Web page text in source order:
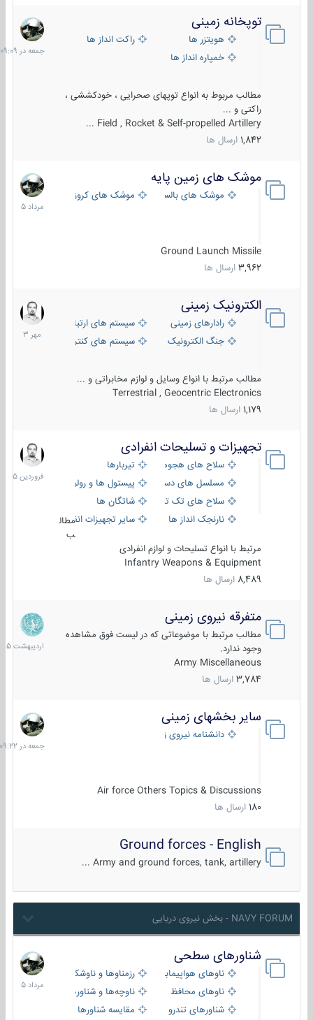
توپخانه زمینی
هویتزر ها
راکت انداز ها
خمپاره انداز ها
مطالب مربوط به انواع توپهای صحرایی ، خودکششی ،
راکتی و ...
Field , Rocket & Self-propelled Artillery ...
1,842 ارسال ها
جمعه
در
09:09
موشک های زمین پایه
موشک های بالستیک موشک های کروز
Ground Launch Missile
3,962 ارسال ها
2
مرداد
1405
الکترونیک زمینی
رادارهای زمینی
سیستم های ارتباطی و جمع آوری
جنگ الکترونیک
سیستم های کنترل آتش و تجهیزات
مطالب مرتبط با انواع وسایل و لوازم مخابراتی و ...
Terrestrial , Geocentric Electronics
1,179 ارسال ها
1
مهر
1403
تجهیزات و تسلیحات انفرادی
سلاح های هجومی
تیربارها
مسلسل های دستی
پیستول ها و رولورها
سلاح های تک تیر اندازیشاتگان ها
نارنجک انداز ها
سایر تجهیزات انفرادی
مطال
ب
مرتبط با انواع تسلیحات و لوازم انفرادی
Infantry Weapons & Equipment
8,489 ارسال ها
17
فروردین
1405
متفرقه نیروی زمینی
مطالب مرتبط با موضوعاتی که در لیست فوق مشاهده
وجود ندارد.
Army Miscellaneous
3,784 ارسال ها
27
1405
سایر بخشهای زمینی
دانشنامه نیروی زمینی
Air force Others Topics & Discussions
180 ارسال ها
جمعه
در
09:22
Ground forces - English
Army and ground forces, tank, artillery ...
NAVY FORUM - بخش نیروی دریایی
شناورهای سطحی
ناوهای هواپیمابر و بالگرد بررزمناوها و ناوشکن‌ها
ناوهای محافظ
ناوچه‌ها و شناورهای گشتی
شناورهای تندرو
مقایسه شناورها
2
مرداد
1405